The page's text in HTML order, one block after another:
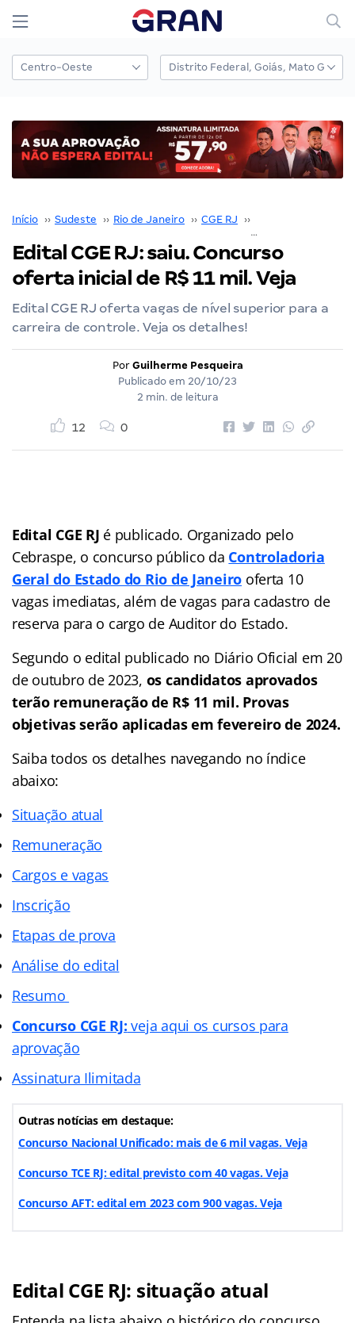
Início ›› Sudeste ›› Rio de Janeiro ›› CGE RJ ››
Edital CGE RJ: saiu. Concurso
oferta inicial de R$ 11 mil. Veja
Edital CGE RJ oferta vagas de nível superior para a
carreira de controle. Veja os detalhes!
Por Guilherme Pesqueira
Publicado em 20/10/23
2 min. de leitura
12 0
Edital CGE RJ é publicado. Organizado pelo
Cebraspe, o concurso público da Controladoria
Geral do Estado do Rio de Janeiro oferta 10
vagas imediatas, além de vagas para cadastro de
reserva para o cargo de Auditor do Estado.
Segundo o edital publicado no Diário Oficial em 20
de outubro de 2023, os candidatos aprovados
terão remuneração de R$ 11 mil. Provas
objetivas serão aplicadas em fevereiro de 2024.
Saiba todos os detalhes navegando no índice
abaixo:
Situação atual
Remuneração
Cargos e vagas
Inscrição
Etapas de prova
Análise do edital
Resumo
Concurso CGE RJ: veja aqui os cursos para
aprovação
Assinatura Ilimitada
Outras notícias em destaque:
Concurso Nacional Unificado: mais de 6 mil vagas. Veja
Concurso TCE RJ: edital previsto com 40 vagas. Veja
Concurso AFT: edital em 2023 com 900 vagas. Veja
Edital CGE RJ: situação atual